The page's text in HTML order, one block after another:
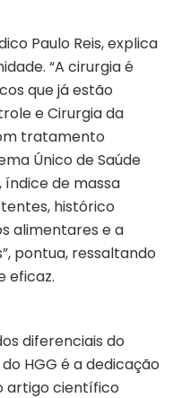
Paulo Reis, explica
“A cirurgia é
que já estão
e Cirurgia da
tratamento
Único de Saúde
índice de massa
histórico
alimentares e a
pontua, ressaltando
eficaz.
diferenciais do
HGG é a dedicação
artigo científico